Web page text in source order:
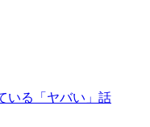
いる「ヤバい」話